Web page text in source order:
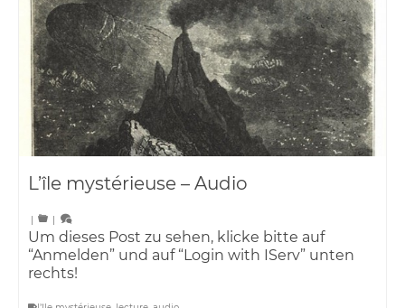
L’île mystérieuse – Audio
| |
Um dieses Post zu sehen, klicke bitte auf
“Anmelden” und auf “Login with IServ” unten
rechts!